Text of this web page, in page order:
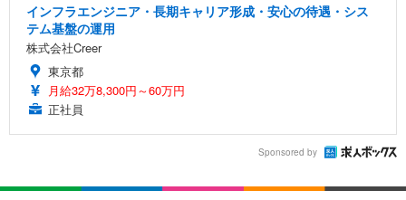
インフラエンジニア・長期キャリア形成・安心の待遇・シス
テム基盤の運用
株式会社Creer
東京都
月給32万8,300円～60万円
正社員
Sponsored by